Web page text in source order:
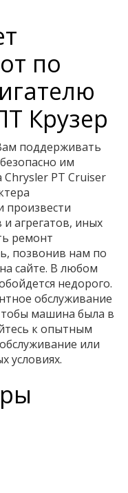
по
Крузер
поддерживать
им
PT Cruiser
произвести
агрегатов, иных
ремонт
позвонив нам по
сайте. В любом
недорого.
обслуживание
машина была в
к опытным
или
условиях.